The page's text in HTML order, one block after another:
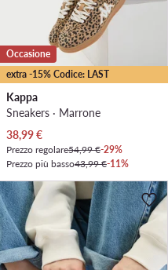
extra -15% Codice: LAST
Occasione
Kappa
Sneakers · Marrone
Prezzo attuale
38,99€
Prezzo regolare54,99 €-29%
Prezzo più basso43,99 €-11%